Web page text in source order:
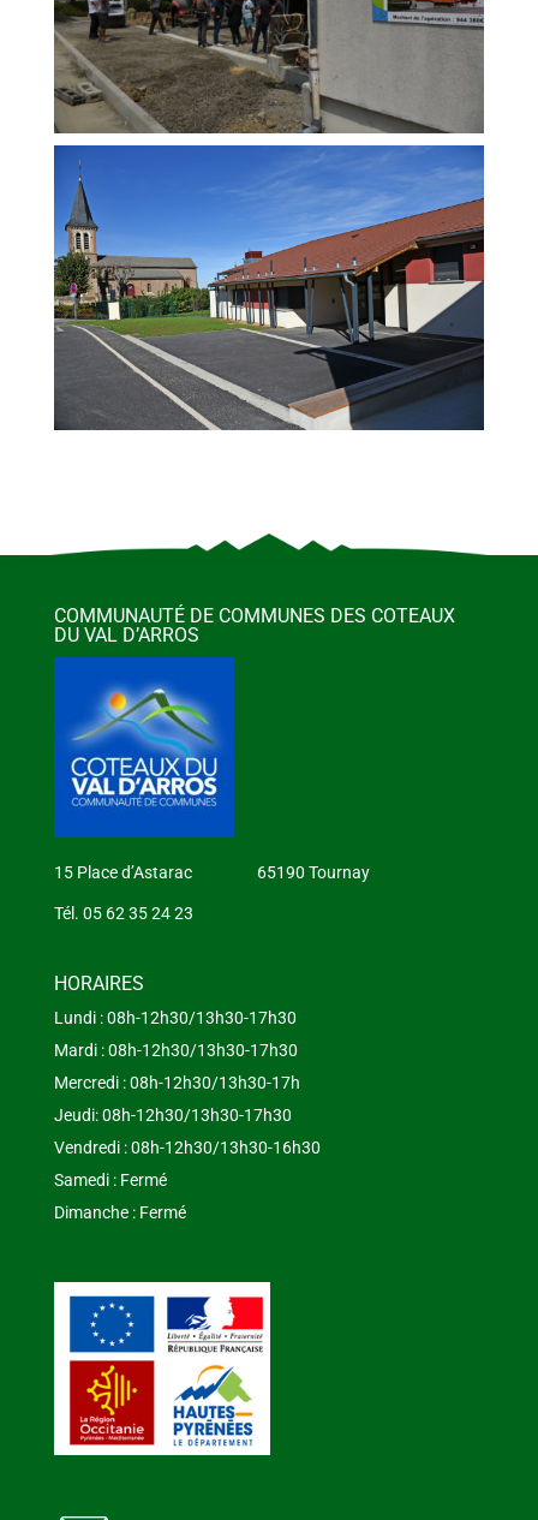
COMMUNAUTÉ DE COMMUNES DES COTEAUX
DU VAL D’ARROS
15 Place d’Astarac 65190 Tournay
Tél. 05 62 35 24 23
HORAIRES
Lundi : 08h-12h30/13h30-17h30
Mardi : 08h-12h30/13h30-17h30
Mercredi : 08h-12h30/13h30-17h
Jeudi: 08h-12h30/13h30-17h30
Vendredi : 08h-12h30/13h30-16h30
Samedi : Fermé
Dimanche : Fermé